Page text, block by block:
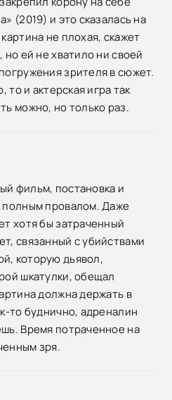
(2019) и это сказалась на
не плохая, скажет
ей не хватило ни своей
зрителя в сюжет.
то и актерская игра так
можно, но только раз.
фильм, постановка и
полным провалом. Даже
хотя бы затраченный
связанный с убийствами
которую дьявол,
шкатулки, обещал
должна держать в
то буднично, адреналин
Время потраченное на
зря.